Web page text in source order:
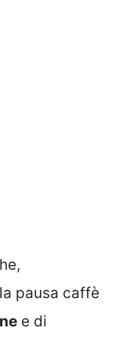
pausa caffè
e di